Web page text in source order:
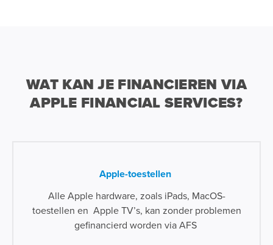
WAT KAN JE FINANCIEREN VIA
APPLE FINANCIAL SERVICES?
Apple-toestellen
Alle Apple hardware, zoals iPads, MacOS-
toestellen en Apple TV’s, kan zonder problemen
gefinancierd worden via AFS